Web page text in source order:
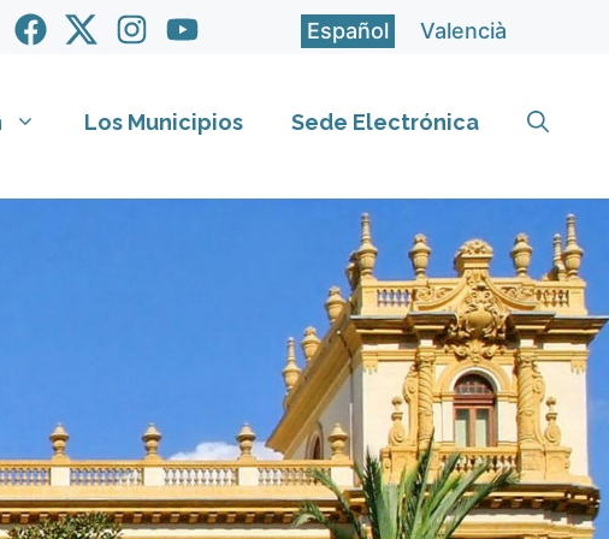
Español Valencià
Los Municipios Sede Electrónica